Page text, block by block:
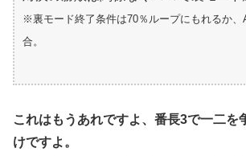
※裏モード終了条件は70％ループにもれるか、
合。
これはもうあれですよ、番長3で一二を
けですよ。